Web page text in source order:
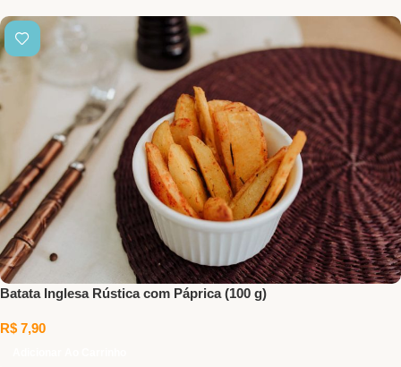
Batata Inglesa Rústica com Páprica (100 g)
R$ 7,90